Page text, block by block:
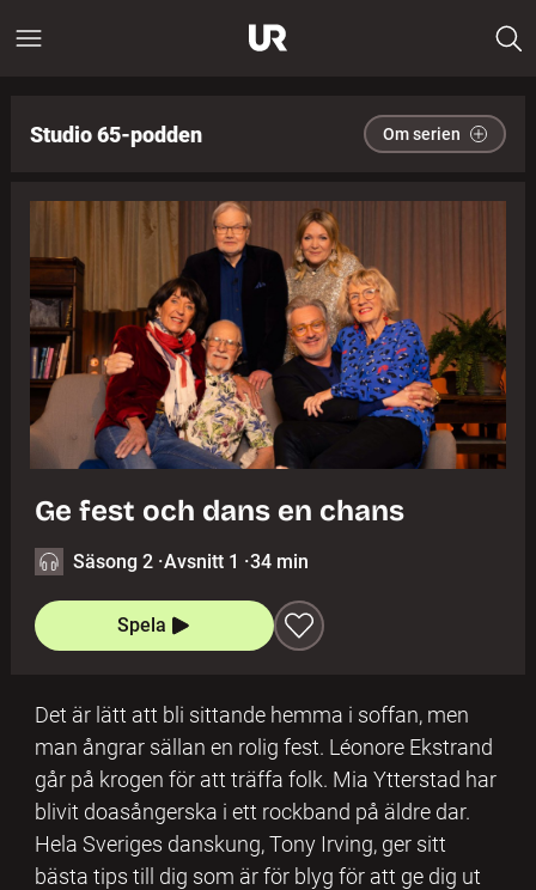
Studio 65-podden Om serien
Ge fest och dans en chans
Säsong 2 ·Avsnitt 1 ·34 min
Spela
Det är lätt att bli sittande hemma i soffan, men
man ångrar sällan en rolig fest. Léonore Ekstrand
går på krogen för att träffa folk. Mia Ytterstad har
blivit doasångerska i ett rockband på äldre dar.
Hela Sveriges danskung, Tony Irving, ger sitt
bästa tips till dig som är för blyg för att ge dig ut